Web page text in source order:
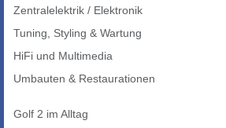
Zentralelektrik / Elektronik
Tuning, Styling & Wartung
HiFi und Multimedia
Umbauten & Restaurationen
Golf 2 im Alltag